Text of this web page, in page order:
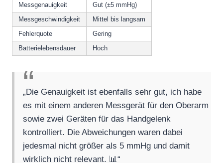
Messgenauigkeit
Gut (±5 mmHg)
Messgeschwindigkeit
Mittel bis langsam
Fehlerquote
Gering
Batterielebensdauer
Hoch
„Die Genauigkeit ist ebenfalls sehr gut, ich habe
es mit einem anderen Messgerät für den Oberarm
sowie zwei Geräten für das Handgelenk
kontrolliert. Die Abweichungen waren dabei
jedesmal nicht größer als 5 mmHg und damit
wirklich nicht relevant. 📊“